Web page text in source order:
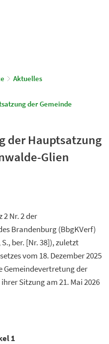
Aktuelles
der Gemeinde
der Hauptsatzung
Glien
2 Nr. 2 der
Brandenburg (BbgKVerf)
S., ber. [Nr. 38]), zuletzt
vom 18. Dezember 2025
Gemeindevertretung der
Sitzung am 21. Mai 2026
1